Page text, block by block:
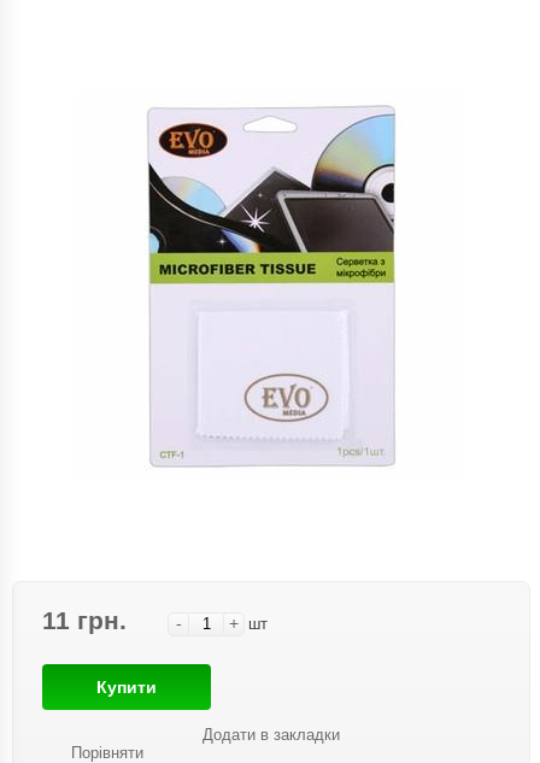
11 грн. - + шт
Купити
Порівняти
Додати в закладки